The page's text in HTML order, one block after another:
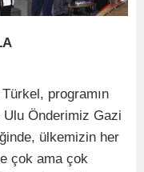
programın
Ulu Önderimiz Gazi
ülkemizin her
çok ama çok